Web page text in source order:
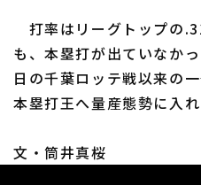
打率はリーグトップの
も、本塁打が出ていなか
日の千葉ロッテ戦以来の
本塁打王へ量産態勢に入れ
文・筒井真桜